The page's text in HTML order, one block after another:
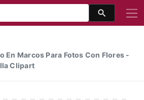
En Marcos Para Fotos Con Flores -
Clipart